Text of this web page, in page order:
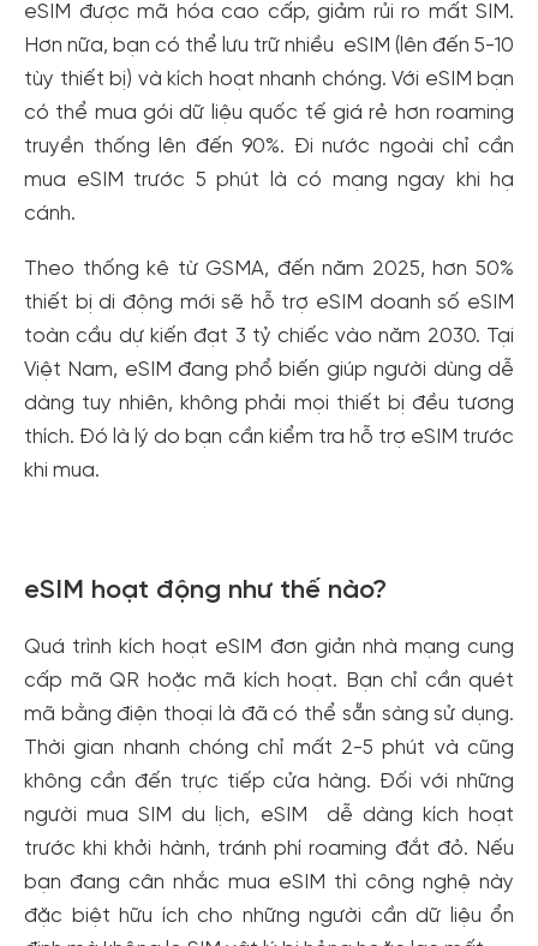
eSIM được mã hóa cao cấp, giảm rủi ro mất SIM.
Hơn nữa, bạn có thể lưu trữ nhiều eSIM (lên đến 5-10
tùy thiết bị) và kích hoạt nhanh chóng. Với eSIM bạn
có thể mua gói dữ liệu quốc tế giá rẻ hơn roaming
truyền thống lên đến 90%. Đi nước ngoài chỉ cần
mua eSIM trước 5 phút là có mạng ngay khi hạ
cánh.
Theo thống kê từ GSMA, đến năm 2025, hơn 50%
thiết bị di động mới sẽ hỗ trợ eSIM doanh số eSIM
toàn cầu dự kiến đạt 3 tỷ chiếc vào năm 2030. Tại
Việt Nam, eSIM đang phổ biến giúp người dùng dễ
dàng tuy nhiên, không phải mọi thiết bị đều tương
thích. Đó là lý do bạn cần kiểm tra hỗ trợ eSIM trước
khi mua.
eSIM hoạt động như thế nào?
Quá trình kích hoạt eSIM đơn giản nhà mạng cung
cấp mã QR hoặc mã kích hoạt. Bạn chỉ cần quét
mã bằng điện thoại là đã có thể sẵn sàng sử dụng.
Thời gian nhanh chóng chỉ mất 2-5 phút và cũng
không cần đến trực tiếp cửa hàng. Đối với những
người mua SIM du lịch, eSIM dễ dàng kích hoạt
trước khi khởi hành, tránh phí roaming đắt đỏ. Nếu
bạn đang cân nhắc mua eSIM thì công nghệ này
đặc biệt hữu ích cho những người cần dữ liệu ổn